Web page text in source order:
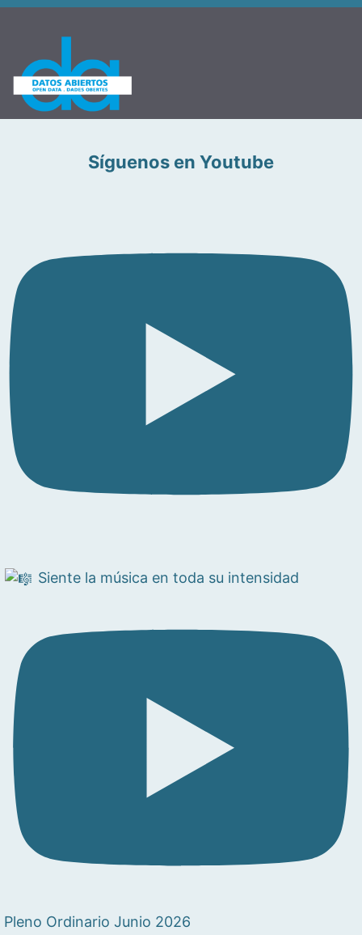
Síguenos en Youtube
Siente la música en toda su intensidad
Pleno Ordinario Junio 2026